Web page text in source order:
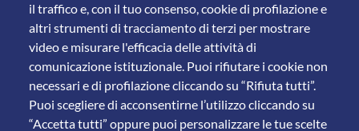
il traffico e, con il tuo consenso, cookie di profilazione e
altri strumenti di tracciamento di terzi per mostrare
video e misurare l'efficacia delle attività di
comunicazione istituzionale. Puoi rifiutare i cookie non
necessari e di profilazione cliccando su “Rifiuta tutti”.
Puoi scegliere di acconsentirne l’utilizzo cliccando su
“Accetta tutti” oppure puoi personalizzare le tue scelte